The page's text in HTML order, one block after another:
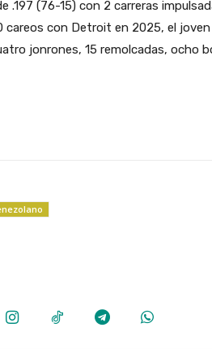
.197 (76-15) con 2 carreras
con Detroit en 2025, el joven
jonrones, 15 remolcadas, ocho